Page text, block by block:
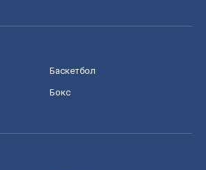
Баскетбол
Бокс